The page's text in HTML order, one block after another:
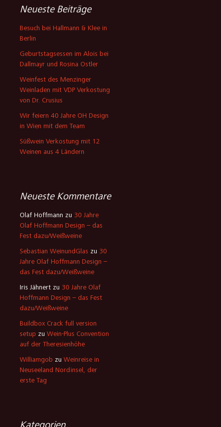
Neueste Beiträge
Besuch bei Hallmann & Klee in
Berlin
Geburtstagsessen im Alois bei
Dallmayr und Rosina Ostler
Weinfest des Menzinger
Weinladen mit VDP Verkostung
von Dr. Crusius
Wir feiern 40 Jahre OH Design
in Wien mit dem Team
Süßwein Verkostung mit 12
Weinen aus 4 Ländern
Neueste Kommentare
Olaf Hoffmann zu 30 Jahre
Olaf Hoffmann Design – das
Fest dazu/Weißweine
Sebastian WeinundGlas zu 30
Jahre Olaf Hoffmann Design –
das Fest dazu/Weißweine
Iris Jähnert zu 30 Jahre Olaf
Hoffmann Design – das Fest
dazu/Weißweine
Buildbox Crack full version
setup zu Wein-Plus Convention
auf der Theresienhöhe
Williamgob zu Weinreise in
Neuseeland Nordinsel, der
erste Tag